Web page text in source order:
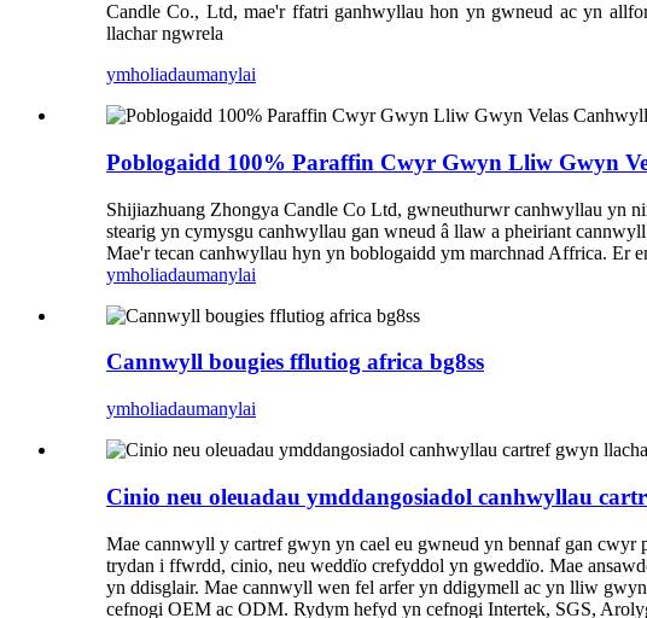
Candle Co., Ltd, mae'r ffatri ganhwyllau hon yn gwneud ac yn
llachar ngwrela
ymholiadaumanylai
Poblogaidd 100% Paraffin Cwyr Gwyn Lliw Gwyn
Shijiazhuang Zhongya Candle Co Ltd, gwneuthurwr canhwyllau yn
stearig yn cymysgu canhwyllau gan wneud â llaw a pheiriant
Mae'r tecan canhwyllau hyn yn boblogaidd ym marchnad Affrica. Er
ymholiadaumanylai
Cannwyll bougies fflutiog africa bg8ss
ymholiadaumanylai
Cinio neu oleuadau ymddangosiadol canhwyllau
Mae cannwyll y cartref gwyn yn cael eu gwneud yn bennaf gan cwyr
trydan i ffwrdd, cinio, neu weddïo crefyddol yn gweddïo. Mae
yn ddisglair. Mae cannwyll wen fel arfer yn ddigymell ac yn lliw
cefnogi OEM ac ODM. Rydym hefyd yn cefnogi Intertek, SGS,